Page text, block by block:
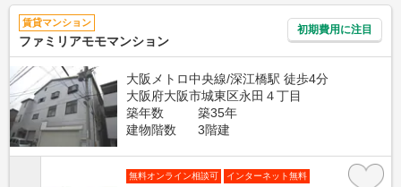
賃貸マンション
ファミリアモモマンション
初期費用に注目
大阪メトロ中央線/深江橋駅 徒歩4分
大阪府大阪市城東区永田４丁目
築年数
築35年
建物階数
3階建
無料オンライン相談可 インターネット無料